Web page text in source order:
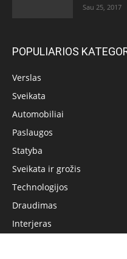
Sau 25, 2017
POPULIARIOS
Verslas
Sveikata
Automobiliai
Paslaugos
Statyba
Sveikata ir grožis
Technologijos
Draudimas
Interjeras